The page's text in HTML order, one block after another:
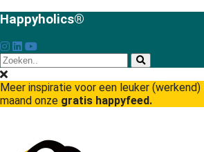
Happyholics®
Meer inspiratie voor een leuker
maand onze gratis happyfeed.